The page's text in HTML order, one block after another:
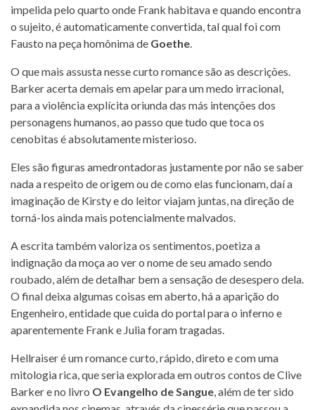
impelida pelo quarto onde Frank habitava e quando encontra
o sujeito, é automaticamente convertida, tal qual foi com
Fausto na peça homônima de Goethe
O que mais assusta nesse curto romance são as descrições.
Barker acerta demais em apelar para um medo irracional,
para a violência explícita oriunda das más intenções dos
personagens humanos, ao passo que tudo que toca os
cenobitas é absolutamente misterioso.
Eles são figuras amedrontadoras justamente por não se saber
nada a respeito de origem ou de como elas funcionam, daí a
imaginação de Kirsty e do leitor viajam juntas, na direção de
torná-los ainda mais potencialmente malvados.
A escrita também valoriza os sentimentos, poetiza a
indignação da moça ao ver o nome de seu amado sendo
roubado, além de detalhar bem a sensação de desespero dela.
O final deixa algumas coisas em aberto, há a aparição do
Engenheiro, entidade que cuida do portal para o inferno e
aparentemente Frank e Julia foram tragadas.
Hellraiser é um romance curto, rápido, direto e com uma
mitologia rica, que seria explorada em outros contos de Clive
Barker e no livro O Evangelho de Sangue , além de ter sido